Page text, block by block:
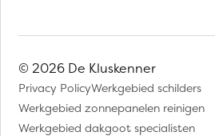
© 2026 De Kluskenner
Privacy PolicyWerkgebied schilders
Werkgebied zonnepanelen reinigen
Werkgebied dakgoot specialisten